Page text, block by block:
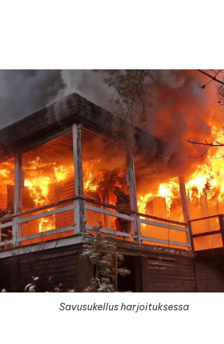
Savusukellus harjoituksessa